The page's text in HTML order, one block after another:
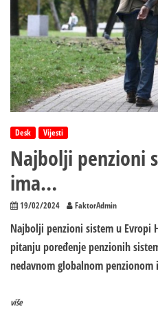
Desk Vijesti
Najbolji penzioni
ima…
19/02/2024 FaktorAdmin
Najbolji penzioni sistem u Evropi
pitanju poređenje penzionih
nedavnom globalnom penzionom
više